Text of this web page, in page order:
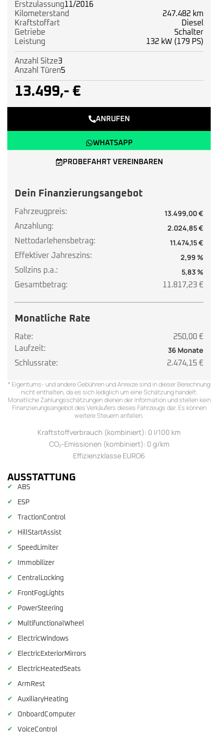
Erstzulassung11/2016
Kilometerstand
247.482 km
Kraftstoffart
Diesel
Getriebe
Schalter
Leistung
132 kW (179 PS)
Anzahl Sitze3
Anzahl Türen5
13.499,- €
ANRUFEN
WHATSAPP
PROBEFAHRT VEREINBAREN
Dein Finanzierungsangebot
Fahrzeugpreis: 13.499,00 €
Anzahlung: 2.024,85 €
Nettodarlehensbetrag: 11.474,15 €
Effektiver Jahreszins: 2,99 %
Sollzins p.a.: 5,83 %
Gesamtbetrag: 11.817,23 €
Monatliche Rate
Rate:
250,00 €
Laufzeit:
36 Monate
Schlussrate: 2.474,15 €
* Eigentums- und andere Gebühren und Anreize sind in dieser Berechnung
nicht enthalten, da es sich lediglich um eine Schätzung handelt.
Monatliche Zahlungsschätzungen dienen der Information und stellen kein
Finanzierungsangebot des Verkäufers dieses Fahrzeugs dar. Es können
weitere Steuern anfallen.
Kraftstoffverbrauch (kombiniert): 0 l/100 km
CO₂-Emissionen (kombiniert): 0 g/km
Effizienzklasse EURO6
AUSSTATTUNG
✔ ABS
✔ ESP
✔ TractionControl
✔ HillStartAssist
✔ SpeedLimiter
✔ Immobilizer
✔ CentralLocking
✔ FrontFogLights
✔ PowerSteering
✔ MultifunctionalWheel
✔ ElectricWindows
✔ ElectricExteriorMirrors
✔ ElectricHeatedSeats
✔ ArmRest
✔ AuxiliaryHeating
✔ OnboardComputer
✔ VoiceControl